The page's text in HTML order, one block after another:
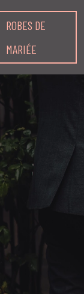
ROBES DE
MARIÉE